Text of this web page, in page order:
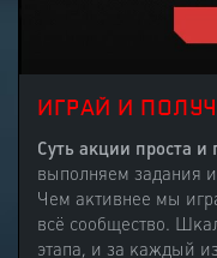
ИГРАЙ И
Суть акции проста и
выполняем задания
Чем активнее мы
всё сообщество.
этапа, и за каждый